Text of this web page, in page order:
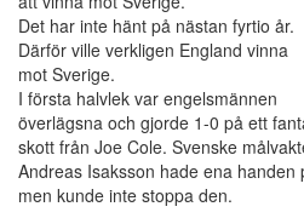
Det har inte hänt på nästan fyrtio år.
Därför ville verkligen England vinna
mot Sverige.
I första halvlek var engelsmännen
överlägsna och gjorde 1-0 på ett
skott från Joe Cole. Svenske
Andreas Isaksson hade ena handen
men kunde inte stoppa den.